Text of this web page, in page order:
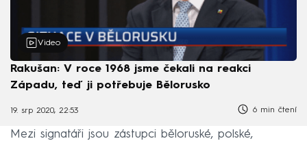
Video
Rakušan: V roce 1968 jsme čekali na reakci
Západu, teď ji potřebuje Bělorusko
19. srp 2020, 22:53 6 min čtení
Mezi signatáři jsou zástupci běloruské, polské,